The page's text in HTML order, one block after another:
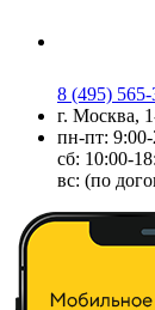
8 (495)
г. Москва,
пн-пт:
сб: 10:00-
вс: (по